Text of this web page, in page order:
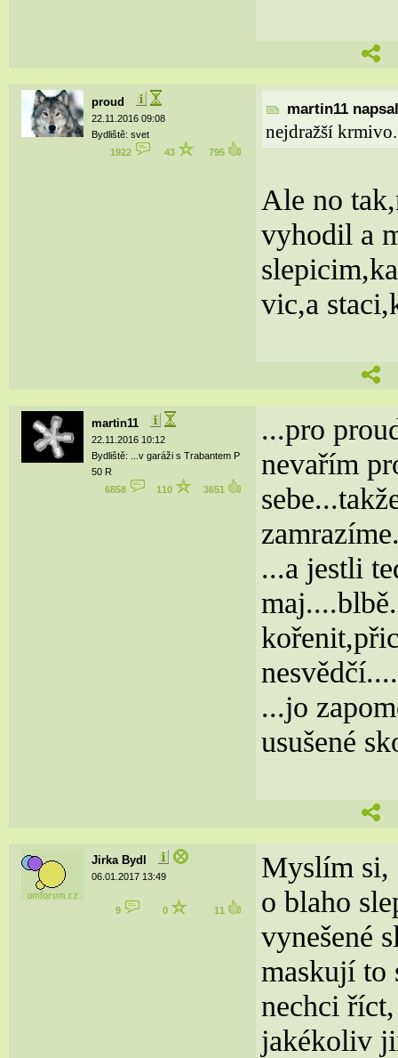
proud
22.11.2016 09:08
Bydliště: svet
1922
43 795
martin11
nejdražší krmivo.
Ale no
vyhodil a
vic,a
martin11
22.11.2016 10:12
Bydliště: ...v garáži s Trabantem P
50 R
6858
110 3651
...pro
nevařím
...a jestli
...jo
usušené
Jirka Bydl
06.01.2017 13:49
9 0 11
Myslím si,
o blaho
vynešené
maskují to
nechci
jakékoliv